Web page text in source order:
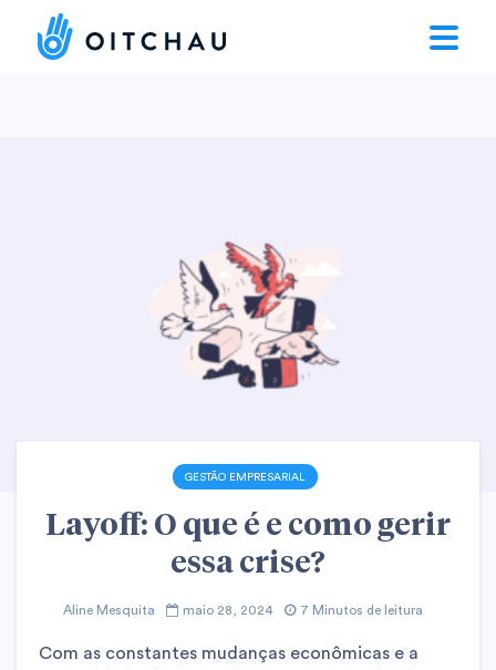
GESTÃO EMPRESARIAL
Layoff: O que é e como gerir
essa crise?
Aline Mesquita maio 28, 2024 7 Minutos de leitura
Com as constantes mudanças econômicas e a